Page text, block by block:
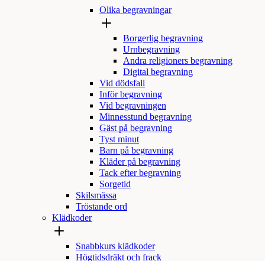
Olika begravningar
Borgerlig begravning
Urnbegravning
Andra religioners begravning
Digital begravning
Vid dödsfall
Inför begravning
Vid begravningen
Minnesstund begravning
Gäst på begravning
Tyst minut
Barn på begravning
Kläder på begravning
Tack efter begravning
Sorgetid
Skilsmässa
Tröstande ord
Klädkoder
Snabbkurs klädkoder
Högtidsdräkt och frack